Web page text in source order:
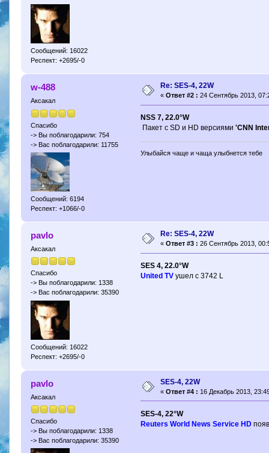
Сообщений: 16022
Респект: +2695/-0
w-488
Аксакал
Спасибо
-> Вы поблагодарили: 754
-> Вас поблагодарили: 11755
Сообщений: 6194
Респект: +1066/-0
Re: SES-4, 22W
« Ответ #2 : 24 Сентябрь 2013,
NSS 7, 22.0°W
Пакет с SD и HD версиями'CNN
Улыбайся чаще и чаща улыбнется тебе
pavlo
Аксакал
Спасибо
-> Вы поблагодарили: 1338
-> Вас поблагодарили: 35390
Сообщений: 16022
Респект: +2695/-0
Re: SES-4, 22W
« Ответ #3 : 26 Сентябрь 2013,
SES 4, 22.0°W
United TV ушeл с 3742 L
pavlo
Аксакал
Спасибо
-> Вы поблагодарили: 1338
-> Вас поблагодарили: 35390
SES-4, 22W
« Ответ #4 : 16 Декабрь 2013,
SES-4, 22°W
Reuters World News Service HD